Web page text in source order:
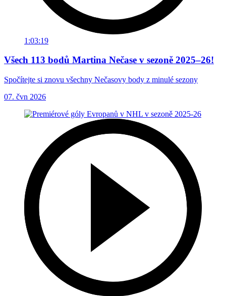
1:03:19
Všech 113 bodů Martina Nečase v sezoně 2025–26!
Spočítejte si znovu všechny Nečasovy body z minulé sezony
07. čvn 2026